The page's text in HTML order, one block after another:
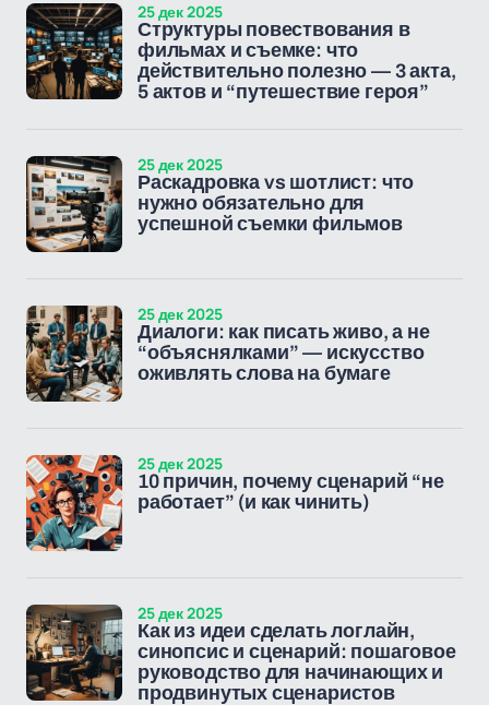
Структуры повествования в
фильмах и съемке: что
действительно полезно — 3 акта,
5 актов и “путешествие героя”
25 дек 2025
Раскадровка vs шотлист: что
нужно обязательно для
успешной съемки фильмов
25 дек 2025
Диалоги: как писать живо, а не
“объяснялками” — искусство
оживлять слова на бумаге
25 дек 2025
10 причин, почему сценарий “не
работает” (и как чинить)
25 дек 2025
Как из идеи сделать логлайн,
синопсис и сценарий: пошаговое
руководство для начинающих и
продвинутых сценаристов
25 дек 2025